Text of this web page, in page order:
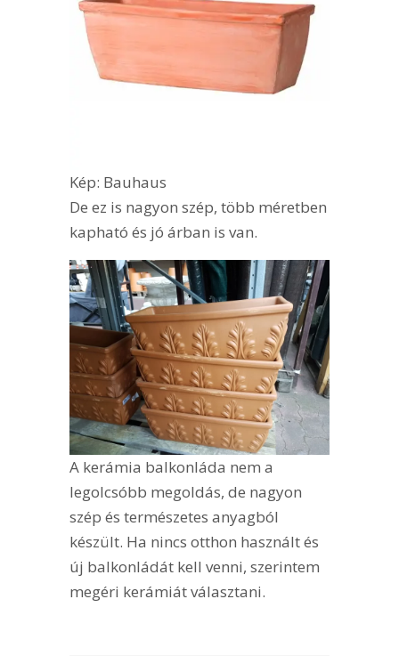
Kép: Bauhaus
De ez is nagyon szép, több méretben
kapható és jó árban is van.
A kerámia balkonláda nem a
legolcsóbb megoldás, de nagyon
szép és természetes anyagból
készült. Ha nincs otthon használt és
új balkonládát kell venni, szerintem
megéri kerámiát választani.